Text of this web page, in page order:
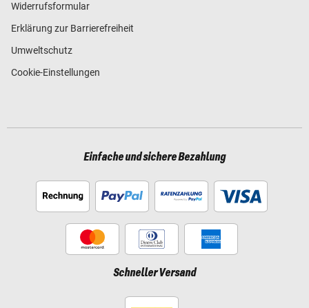
Widerrufsformular
Erklärung zur Barrierefreiheit
Umweltschutz
Cookie-Einstellungen
Einfache und sichere Bezahlung
Schneller Versand